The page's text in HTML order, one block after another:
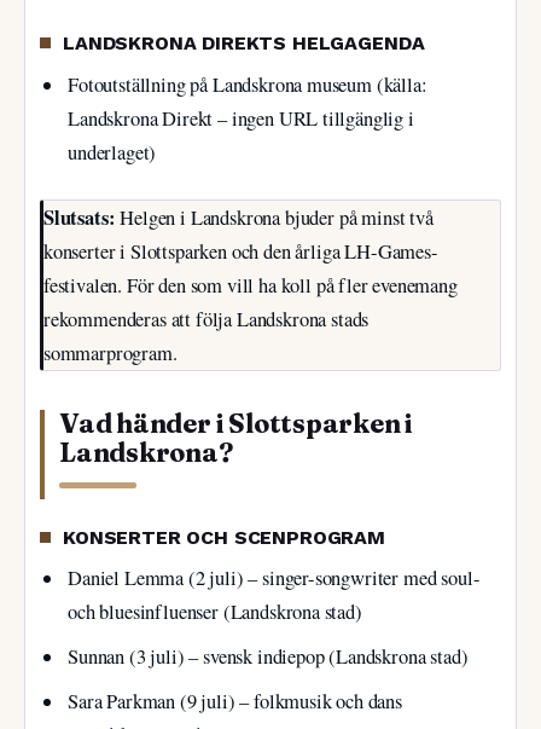
LANDSKRONA DIREKTS HELGAGENDA
Fotoutställning på Landskrona museum (källa:
Landskrona Direkt – ingen URL tillgänglig i
underlaget)
Slutsats: Helgen i Landskrona bjuder på minst två
konserter i Slottsparken och den årliga LH-Games-
festivalen. För den som vill ha koll på fler evenemang
rekommenderas att följa Landskrona stads
sommarprogram.
Vad händer i Slottsparken i
Landskrona?
KONSERTER OCH SCENPROGRAM
Daniel Lemma (2 juli) – singer-songwriter med soul-
och bluesinfluenser (Landskrona stad)
Sunnan (3 juli) – svensk indiepop (Landskrona stad)
Sara Parkman (9 juli) – folkmusik och dans